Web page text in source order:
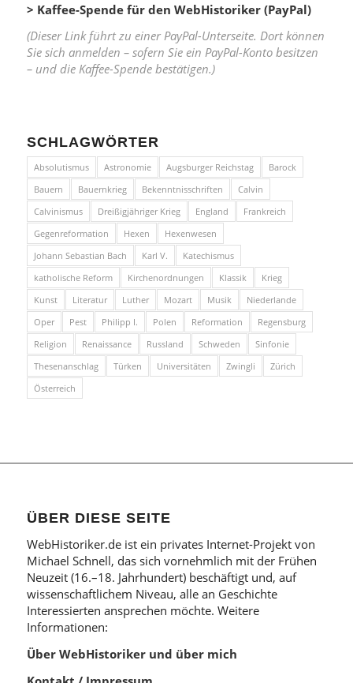
> Kaffee-Spende für den WebHistoriker (PayPal)
(Dieser Link führt zu einer PayPal-Unterseite. Dort können
Sie sich anmelden – sofern Sie ein PayPal-Konto besitzen
– und die Kaffee-Spende bestätigen.)
SCHLAGWÖRTER
Absolutismus Astronomie Augsburger Reichstag
Barock
Bauern
Bauernkrieg Bekenntnisschriften
Calvin
Calvinismus
Dreißigjähriger Krieg England
Frankreich
Gegenreformation
Hexen
Hexenwesen
Johann Sebastian Bach
Karl V.
Katechismus
katholische Reform
Kirchenordnungen Klassik
Krieg
Kunst
Literatur Luther Mozart Musik
Niederlande
Oper
Pest Philipp I. Polen Reformation
Regensburg
Religion
Renaissance Russland Schweden
Sinfonie
Thesenanschlag
Türken Universitäten Zwingli
Zürich
Österreich
ÜBER DIESE SEITE
WebHistoriker.de ist ein privates Internet-Projekt von
Michael Schnell, das sich vornehmlich mit der Frühen
Neuzeit (16.–18. Jahrhundert) beschäftigt und, auf
wissenschaftlichem Niveau, alle an Geschichte
Interessierten ansprechen möchte. Weitere
Informationen:
Über WebHistoriker und über mich